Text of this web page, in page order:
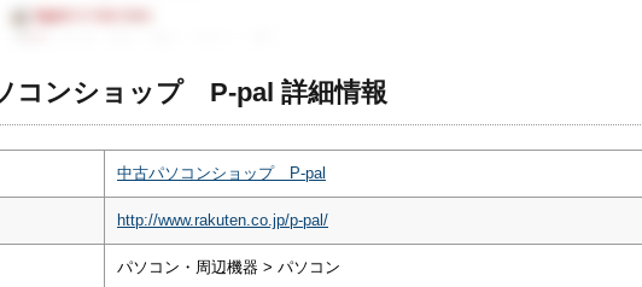
コンショップ P-pal 詳細情報
中古パソコンショップ P-pal
http://www.rakuten.co.jp/p-pal/
パソコン・周辺機器 > パソコン